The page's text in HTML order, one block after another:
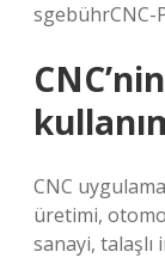
sgebührCNC-
CNC
üretimi,
sanayi, talaşlı